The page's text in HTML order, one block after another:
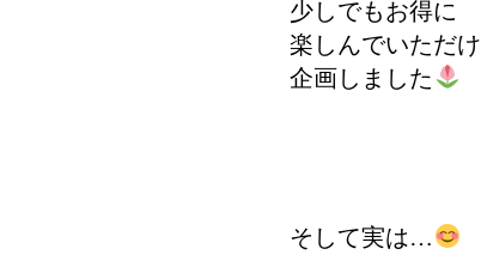
少しでもお得に
楽しんでいただ
企画しました
そして実は…